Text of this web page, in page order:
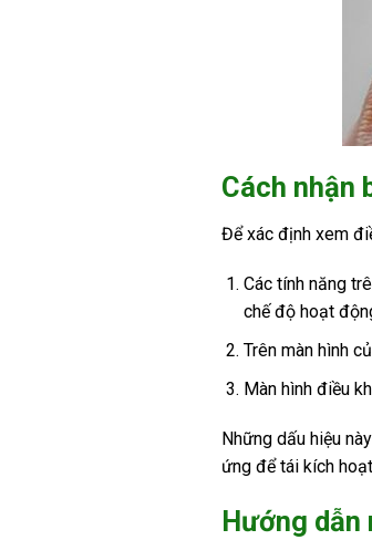
Cách nhận
Để xác định xem
Các tính năng
chế độ hoạt
Trên màn hình
Màn hình điều
Những dấu hiệu
ứng để tái kích
Hướng dẫn